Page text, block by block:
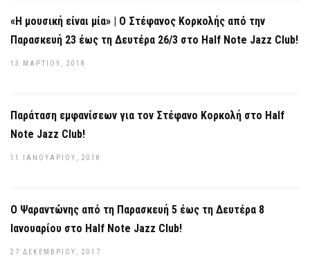
«Η μουσική είναι μία» | Ο Στέφανος Κορκολής από την
Παρασκευή 23 έως τη Δευτέρα 26/3 στο Half Note Jazz Club!
13 ΜΑΡΤΊΟΥ, 2018
Παράταση εμφανίσεων για τον Στέφανο Κορκολή στο Half
Note Jazz Club!
11 ΙΑΝΟΥΑΡΊΟΥ, 2018
Ο Ψαραντώνης από τη Παρασκευή 5 έως τη Δευτέρα 8
Ιανουαρίου στο Half Note Jazz Club!
27 ΔΕΚΕΜΒΡΊΟΥ, 2017